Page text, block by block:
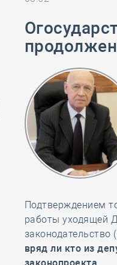
Подтверждением
работы уходящей
вряд ли кто из